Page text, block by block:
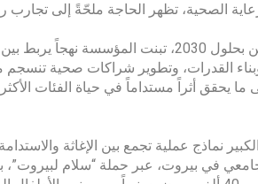
الصحية، تظهر الحاجة ملحّةً إلى تجارب
وفي ظل توقعات بوصول النقص العالمي في العاملين بالقطاع الصحي إلى 10 ملايين بحلول 2030، تبنت المؤسسة نهجاً يربط بين
القدرات، وتطوير شراكات صحية تنسجم
ما يحقق أثراً مستداماً في حياة الفئات الأكثر
نماذج عملية تجمع بين الإغاثة
في بيروت، عبر حملة “سلام لبيروت”،